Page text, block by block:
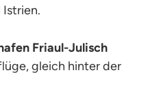
Friaul-Julisch
gleich hinter der